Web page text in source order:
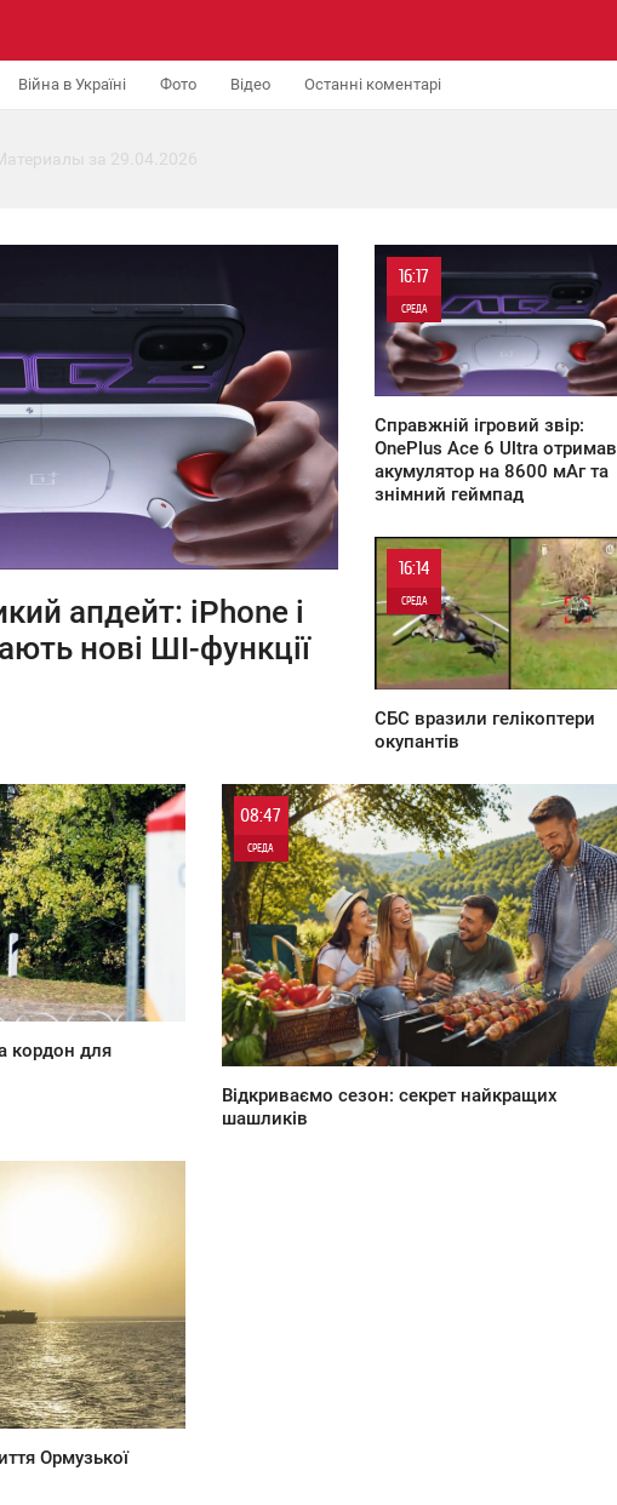
Війна в Україні Фото Відео Останні коментарі
за 29.04.2026
апдейт: iPhone і
нові ШІ-функції
16:17
СРЕДА
0
Справжній ігровий звір:
OnePlus Ace 6 Ultra отримав
акумулятор на 8600 мАг та
знімний геймпад
16:14
СРЕДА
СБС вразили гелікоптери
окупантів
кордон для
08:47
СРЕДА
0
155
Відкриваємо сезон: секрет найкращих
шашликів
Ормузької